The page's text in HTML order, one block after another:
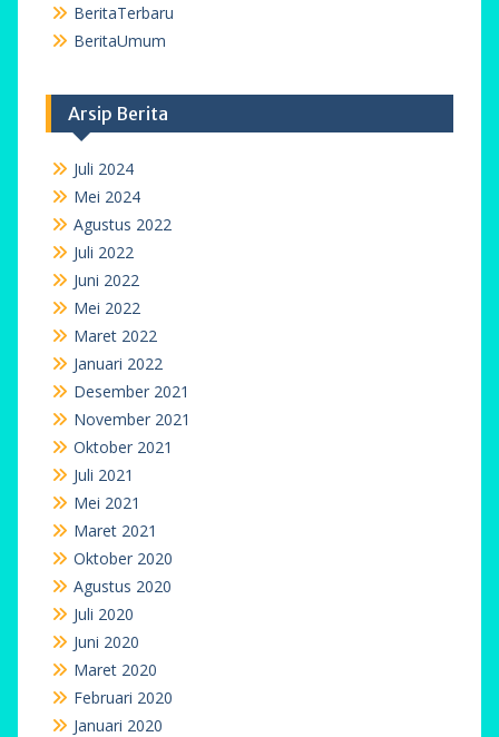
BeritaTerbaru
BeritaUmum
Arsip Berita
Juli 2024
Mei 2024
Agustus 2022
Juli 2022
Juni 2022
Mei 2022
Maret 2022
Januari 2022
Desember 2021
November 2021
Oktober 2021
Juli 2021
Mei 2021
Maret 2021
Oktober 2020
Agustus 2020
Juli 2020
Juni 2020
Maret 2020
Februari 2020
Januari 2020